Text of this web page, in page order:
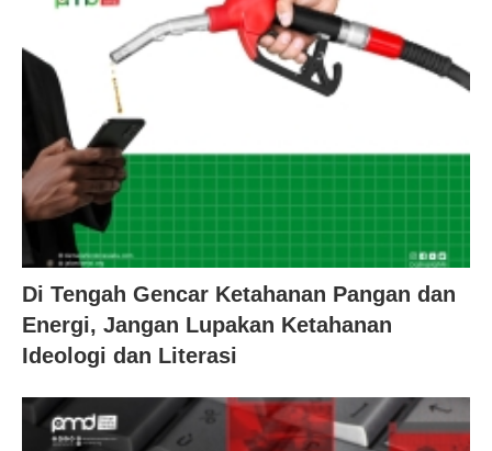
Di Tengah Gencar Ketahanan Pangan dan
Energi, Jangan Lupakan Ketahanan
Ideologi dan Literasi